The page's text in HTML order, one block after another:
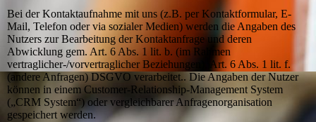
Bei der Kontaktaufnahme mit uns (z.B. per Kontaktformular, E-
Mail, Telefon oder via sozialer Medien) werden die Angaben des
Nutzers zur Bearbeitung der Kontaktanfrage und deren
Abwicklung gem. Art. 6 Abs. 1 lit. b. (im Rahmen
vertraglicher-/vorvertraglicher Beziehungen), Art. 6 Abs. 1 lit. f.
(andere Anfragen) DSGVO verarbeitet.. Die Angaben der Nutzer
können in einem Customer-Relationship-Management System
(„CRM System“) oder vergleichbarer Anfragenorganisation
gespeichert werden.